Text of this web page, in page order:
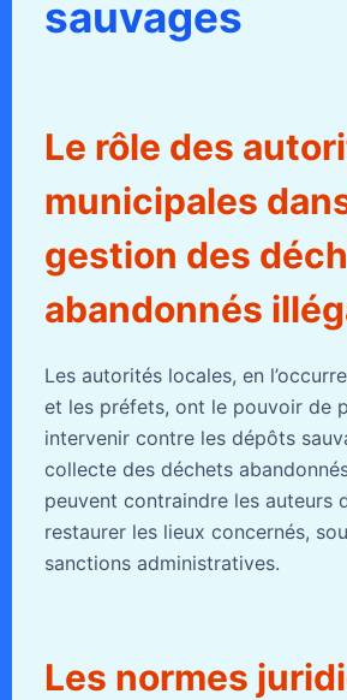
sauvages
Le rôle des
municipales
gestion des
abandonnés
Les autorités locales, en
et les préfets, ont le pouvoir de
intervenir contre les dépôts
collecte des déchets
peuvent contraindre les auteurs
restaurer les lieux concernés,
sanctions administratives.
Les normes